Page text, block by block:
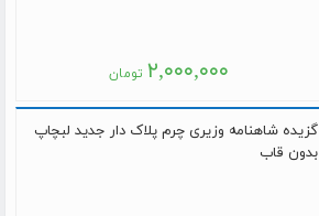
۲,۰۰۰,۰۰۰ تومان
گزیده شاهنامه وزیری چرم پلاک دار جدید لبچاپ
بدون قاب